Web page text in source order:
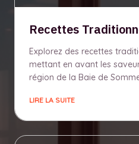
Recettes
Explorez des recettes
mettant en avant les
région de la Baie de
LIRE LA SUITE